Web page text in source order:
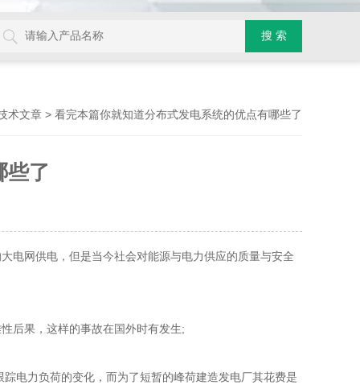
术文章 > 看完本篇你就知道分布式发电系统的优点有哪些了
些了
网供电，但是当今社会对能源与电力供应的质量与安全
后果，这样的事故在国外时有发生;
电力负荷的变化，而为了短暂的峰荷建造发电厂其花费是